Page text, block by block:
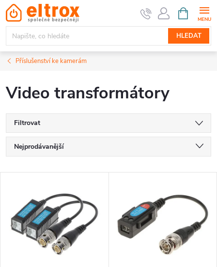
Přejít
na
obsah
HLEDAT
NÁKUPNÍ
KOŠÍK
Příslušenství ke kamerám
Video transformátory
Filtrovat
Ř
a
e
Nejprodávanější
Abecedně
ý
p